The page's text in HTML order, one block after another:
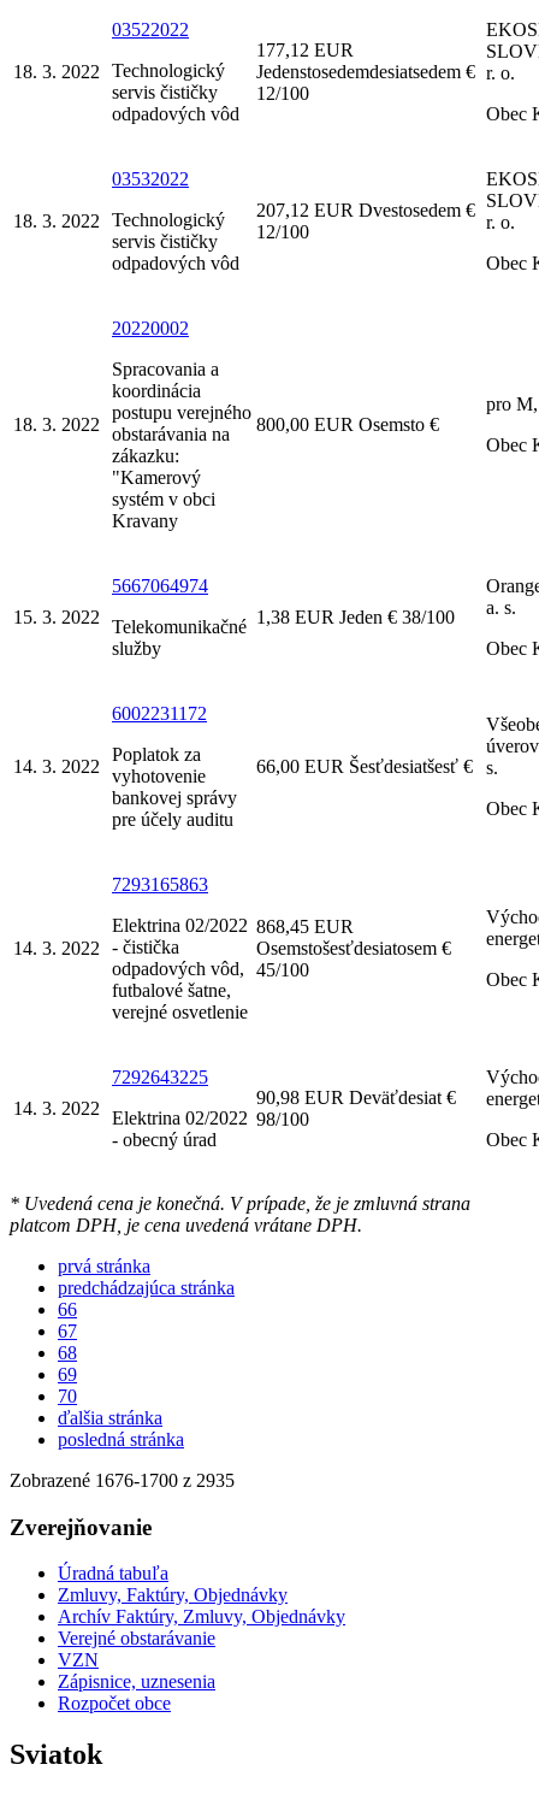
18. 3. 2022
03522022
Technologický
servis čističky
odpadových vôd
177,12 EUR
Jedenstosedemdesiatsedem €
12/100
r. o.
Obec
18. 3. 2022
03532022
Technologický
servis čističky
odpadových vôd
207,12 EUR Dvestosedem €
12/100
r. o.
Obec
18. 3. 2022
20220002
Spracovania a
koordinácia
postupu verejného
obstarávania na
zákazku:
"Kamerový
systém v obci
Kravany
800,00 EUR Osemsto €
pro
Obec
15. 3. 2022
5667064974
Telekomunikačné
služby
1,38 EUR Jeden € 38/100
a. s.
Obec
14. 3. 2022
6002231172
Poplatok za
vyhotovenie
bankovej správy
pre účely auditu
66,00 EUR Šesťdesiatšesť €
s.
Obec
14. 3. 2022
7293165863
Elektrina 02/2022
- čistička
odpadových vôd,
futbalové šatne,
verejné osvetlenie
868,45 EUR
Osemstošesťdesiatosem €
45/100
Obec
14. 3. 2022
7292643225
Elektrina 02/2022
- obecný úrad
90,98 EUR Deväťdesiat €
98/100
Obec
* Uvedená cena je konečná. V prípade, že je zmluvná strana
platcom DPH, je cena uvedená vrátane DPH.
prvá stránka
predchádzajúca stránka
66
67
68
69
70
ďalšia stránka
posledná stránka
Zobrazené 1676-1700 z 2935
Zverejňovanie
Úradná tabuľa
Zmluvy, Faktúry, Objednávky
Archív Faktúry, Zmluvy, Objednávky
Verejné obstarávanie
VZN
Zápisnice, uznesenia
Rozpočet obce
Sviatok